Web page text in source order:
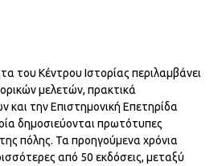
του Κέντρου Ιστορίας περιλαμβάνει
μελετών, πρακτικά
και την Επιστημονική Επετηρίδα
δημοσιεύονται πρωτότυπες
πόλης. Τα προηγούμενα χρόνια
από 50 εκδόσεις, μεταξύ